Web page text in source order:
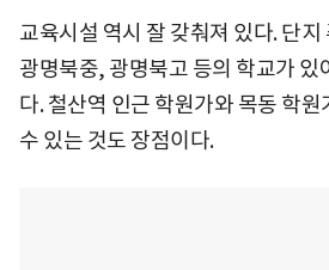
교육시설 역시 잘 갖춰져 있다. 단
광명북중, 광명북고 등의 학교가 있
다. 철산역 인근 학원가와 목동 학
수 있는 것도 장점이다.